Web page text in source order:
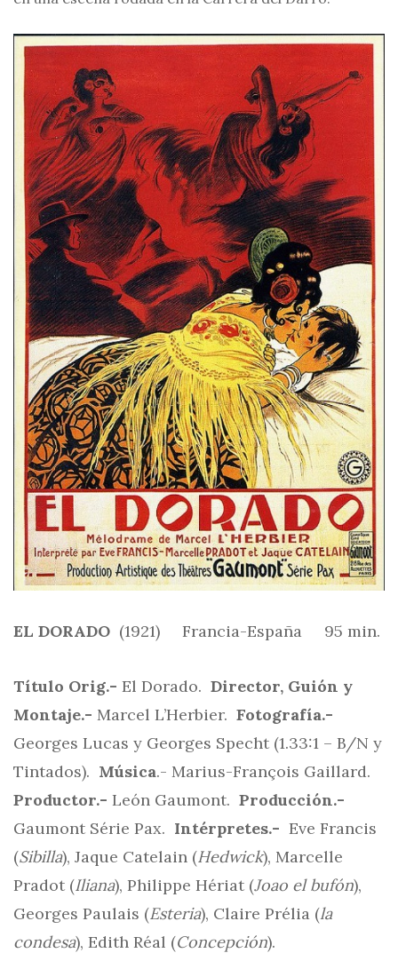
EL DORADO (1921) Francia-España 95 min.
Título Orig.- El Dorado. Director, Guión y
Montaje.- Marcel L’Herbier. Fotografía.-
Georges Lucas y Georges Specht (1.33:1 – B/N y
Tintados). Música.- Marius-François Gaillard.
Productor.- León Gaumont. Producción.-
Gaumont Série Pax. Intérpretes.- Eve Francis
(Sibilla), Jaque Catelain (Hedwick), Marcelle
Pradot (Iliana), Philippe Hériat (Joao el bufón),
Georges Paulais (Esteria), Claire Prélia (la
condesa), Edith Réal (Concepción).